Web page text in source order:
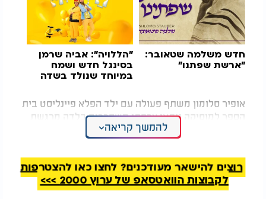
חדש משלמה שטאובר:
"ארשת שפתנו"
"הללויה": אביה שרמן
בסינגל חדש ושמח
במיוחד שנולד בשדה
אופיר סלומון משתף פעולה עם ילד הפלא פיינליסט בית
הספר למוסיקה ניתאי צרפתי משחררים בלדה מרגשת
ויפיפייה עם מלא עוצמה ורגש שנקראת "מה אשיב לך"
בליווי קליפ מושקע
להמשך קריאה
רוצים להישאר מעודכנים? לחצו כאן להצטרפות
לקבוצות הוואטסאפ של ערוץ 2000 >>>